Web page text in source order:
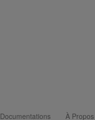
Documentations À Propos